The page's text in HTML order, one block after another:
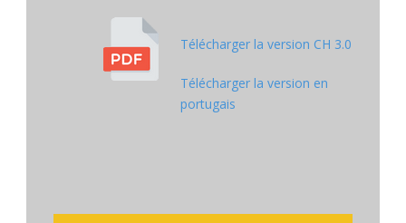
Télécharger la version CH 3.0
Télécharger la version en
portugais